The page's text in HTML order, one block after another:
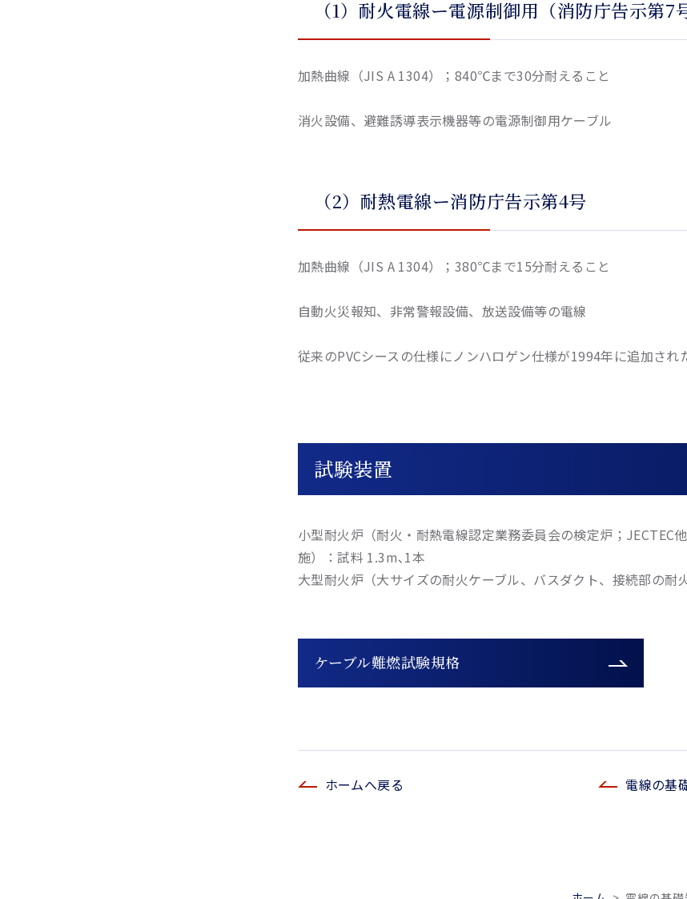
（1）耐火電線ー電源制御用（消防庁告示第7
加熱曲線（JIS A 1304）；840℃まで30分耐えること
消火設備、避難誘導表示機器等の電源制御用ケーブル
（2）耐熱電線ー消防庁告示第4号
加熱曲線（JIS A 1304）；380℃まで15分耐えること
自動火災報知、非常警報設備、放送設備等の電線
従来のPVCシースの仕様にノンハロゲン仕様が1994年に追加され
試験装置
小型耐火炉（耐火・耐熱電線認定業務委員会の検定炉；JECTEC
施）：試料 1.3m､1本
大型耐火炉（大サイズの耐火ケーブル、バスダクト、接続部の耐
ケーブル難燃試験規格
電線の基
ホームへ戻る